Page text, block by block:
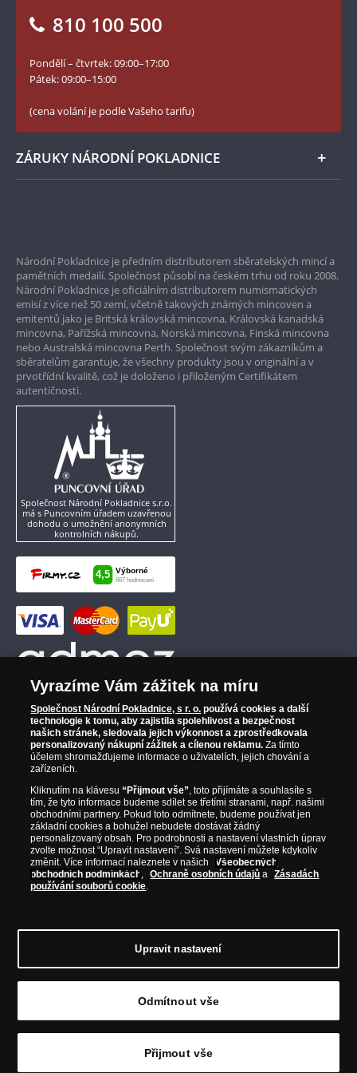
Vložit do košíku
Numismatické novinky
Facebook Národní Pokladnice
Twitter Národní Pokladnice
LinkedIn Národní Pokladnice
Instagram Národní Pokladnice
810 100 500
Pondělí – čtvrtek: 09:00–17:00
Pátek: 09:00–15:00
(cena volání je podle Vašeho tarifu)
ZÁRUKY NÁRODNÍ POKLADNICE
Garance nejvyšší kvality
Pouze originální produkty
Národní Pokladnice je předním distributorem sběratelských mincí a
pamětních medailí. Společnost působí na českém trhu od roku 2008.
Národní Pokladnice je oficiálním distributorem numismatických
emisí z více než 50 zemí, včetně takových známých mincoven a
emitentů jako je Britská královská mincovna, Královská kanadská
mincovna, Pařížská mincovna, Norská mincovna, Finská mincovna
nebo Australská mincovna Perth. Společnost svým zákazníkům a
sběratelům garantuje, že všechny produkty jsou v originální a v
prvotřídní kvalitě, což je doloženo i přiloženým Certifikátem
autentičnosti.
Společnost Národní Pokladnice s.r.o.
má s Puncovním úřadem uzavřenou
dohodu o umožnění anonymních
kontrolních nákupů.
Tel.: 810 100 500E-mail: info@narodnipokladnice.cz, www.narodnipokladnice.cz;
soudem v Praze, oddíl C, vložka 146644
Upravit nastavení souborů cookie můžetekliknutím na tento
odkaz.
Vyrazíme Vám zážitek na míru
Společnost Národní Pokladnice, s r. o. používá cookies a další
technologie k tomu, aby zajistila spolehlivost a bezpečnost
našich stránek, sledovala jejich výkonnost a zprostředkovala
personalizovaný nákupní zážitek a cílenou reklamu. Za tímto
účelem shromažďujeme informace o uživatelích, jejich chování a
zařízeních.
Kliknutím na klávesu“Přijmout vše”, toto přijímáte a souhlasíte s
tím, že tyto informace budeme sdílet se třetími stranami, např. našimi
obchodními partnery. Pokud toto odmítnete, budeme používat jen
základní cookies a bohužel nebudete dostávat žádný
personalizovaný obsah. Pro podrobnosti a nastavení vlastních úprav
zvolte možnost “Upravit nastavení”. Svá nastavení můžete kdykoliv
změnit. Více informací naleznete v našich
Všeobecných
obchodních podmínkách , Ochraně osobních údajů a
Zásadách
používání souborů cookie.
Upravit nastavení
Odmítnout vše
Přijmout vše